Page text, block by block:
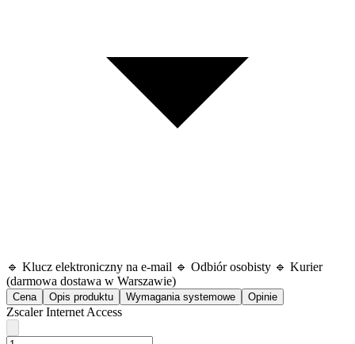
🔹 Klucz elektroniczny na e-mail 🔹 Odbiór osobisty 🔹 Kurier
(darmowa dostawa w Warszawie)
Cena Opis produktu Wymagania systemowe Opinie
Zscaler Internet Access